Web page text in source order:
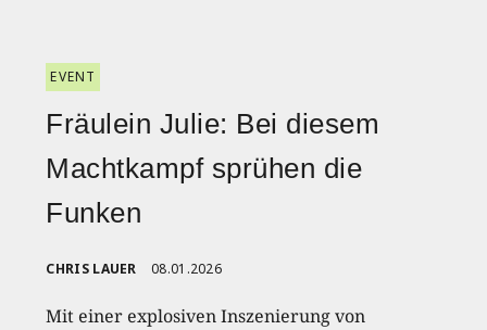
EVENT
Fräulein Julie: Bei diesem
Machtkampf sprühen die
Funken
CHRIS LAUER 08.01.2026
Mit einer explosiven Inszenierung von